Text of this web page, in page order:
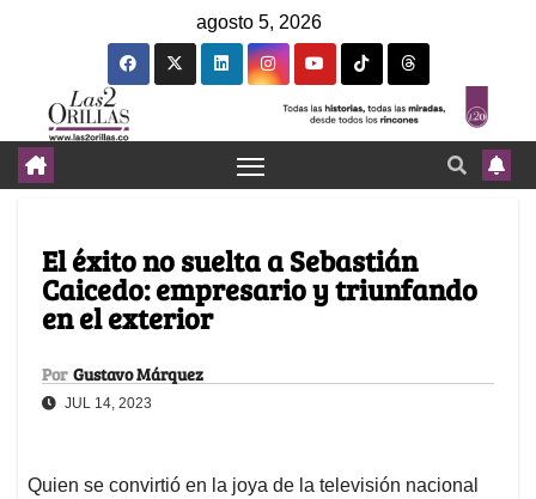
agosto 5, 2026
El éxito no suelta a Sebastián
Caicedo: empresario y triunfando
en el exterior
Por Gustavo Márquez
JUL 14, 2023
Quien se convirtió en la joya de la televisión nacional